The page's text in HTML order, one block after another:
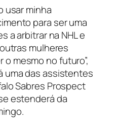
usar minha
para ser uma
a arbitrar na NHL e
mulheres
mesmo no futuro”,
uma das assistentes
Sabres Prospect
estenderá da